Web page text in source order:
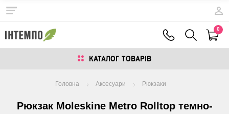
0
КАТАЛОГ ТОВАРIВ
Головна Аксесуари Рюкзаки
Рюкзак Moleskine Metro Rolltop темно-